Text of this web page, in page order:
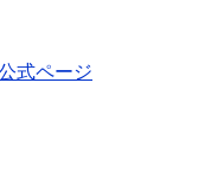
式ページ